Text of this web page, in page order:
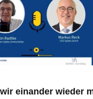
einander wieder